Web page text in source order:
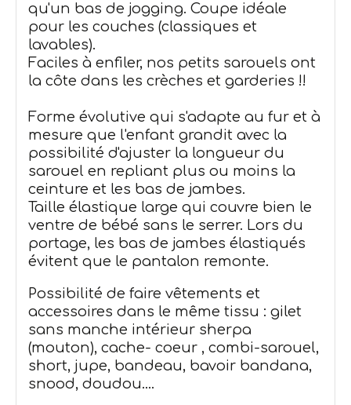
qu'un bas de jogging. Coupe idéale
pour les couches (classiques et
lavables).
Faciles à enfiler, nos petits sarouels ont
la côte dans les crèches et garderies !!
Forme évolutive qui s'adapte au fur et à
mesure que l'enfant grandit avec la
possibilité d'ajuster la longueur du
sarouel en repliant plus ou moins la
ceinture et les bas de jambes.
Taille élastique large qui couvre bien le
ventre de bébé sans le serrer. Lors du
portage, les bas de jambes élastiqués
évitent que le pantalon remonte.
Possibilité de faire vêtements et
accessoires dans le même tissu : gilet
sans manche intérieur sherpa
(mouton), cache- coeur , combi-sarouel,
short, jupe, bandeau, bavoir bandana,
snood, doudou....